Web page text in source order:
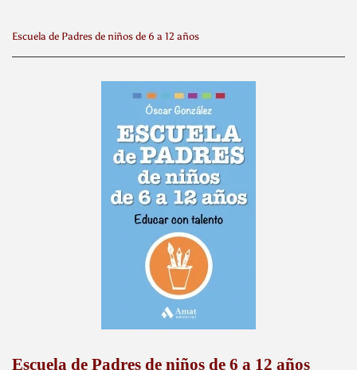
Escuela de Padres de niños de 6 a 12 años
Escuela de Padres de niños de 6 a 12 años